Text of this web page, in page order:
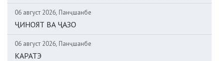
06 август 2026, Панҷшанбе
ҶИНОЯТ ВА ҶАЗО
06 август 2026, Панҷшанбе
КАРАТЭ